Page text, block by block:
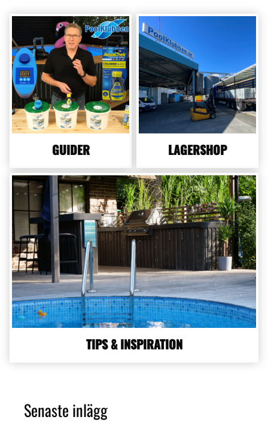
GUIDER LAGERSHOP
TIPS & INSPIRATION
Senaste inlägg